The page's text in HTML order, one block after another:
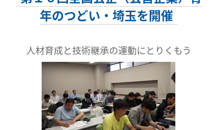
年のつどい・埼玉を開催
人材育成と技術継承の運動にとりくもう